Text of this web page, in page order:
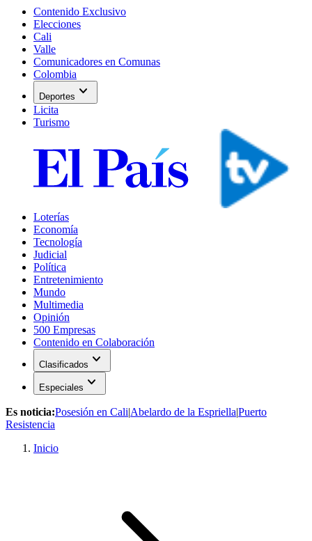
Contenido Exclusivo
Elecciones
Cali
Valle
Comunicadores en Comunas
Colombia
Deportes expand_more
Licita
Turismo
Loterías
Economía
Tecnología
Judicial
Política
Entretenimiento
Mundo
Multimedia
Opinión
500 Empresas
Contenido en Colaboración
Clasificados expand_more
Especiales expand_more
Es noticia:Posesión en Cali|Abelardo de la Espriella|Puerto
Resistencia
Inicio